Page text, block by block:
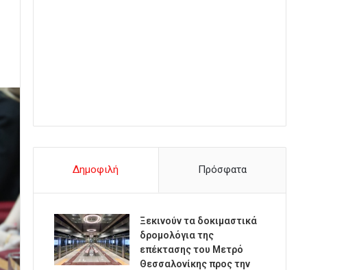
Δημοφιλή Πρόσφατα
Ξεκινούν τα δοκιμαστικά
δρομολόγια της
επέκτασης του Μετρό
Θεσσαλονίκης προς την